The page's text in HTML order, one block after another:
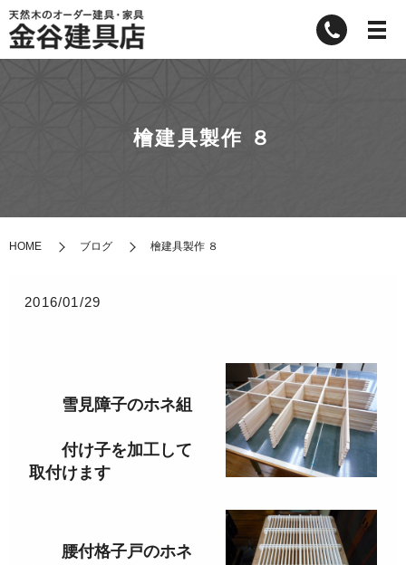
檜建具製作 ８
HOME ブログ 檜建具製作 ８
2016/01/29
雪見障子のホネ組
付け子を加工して
取付けます
腰付格子戸のホネ